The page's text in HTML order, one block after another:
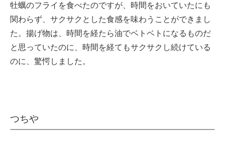
牡蠣のフライを食べたのですが、時間をおいていたにも
関わらず、サクサクとした食感を味わうことができまし
た。揚げ物は、時間を経たら油でベトベトになるものだ
と思っていたのに、時間を経てもサクサクし続けている
のに、驚愕しました。
つちや